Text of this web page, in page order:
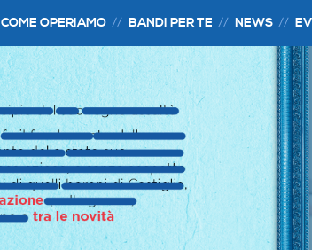
COME OPERIAMO BANDI PER TE NEWS